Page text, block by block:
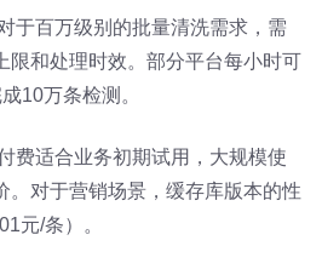
于百万级别的批量清洗需求，需
限和处理时效。部分平台每小时可
10万条检测。
费适合业务初期试用，大规模使
。对于营销场景，缓存库版本的性
元/条）。